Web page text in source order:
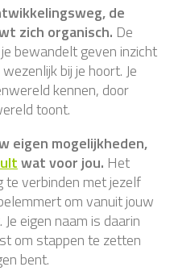
de
zich organisch. De
bewandelt geven inzicht
bij je hoort. Je
kennen, door
toont.
eigen mogelijkheden,
wat voor jou. Het
te verbinden met jezelf
om vanuit jouw
eigen naam is daarin
om stappen te zetten
bent.